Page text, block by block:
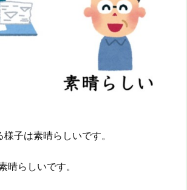
子は素晴らしいです。
らしいです。